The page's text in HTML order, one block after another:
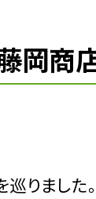
岡商
りました